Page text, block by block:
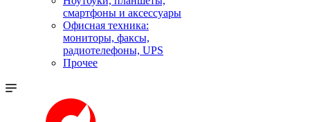
смартфоны и аксессуары
Офисная техника:
мониторы, факсы,
радиотелефоны, UPS
Прочее